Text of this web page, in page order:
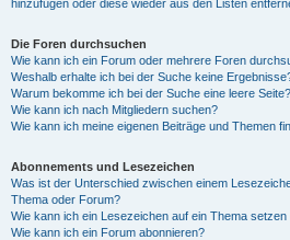
hinzufügen oder diese wieder aus den Listen
Die Foren durchsuchen
Wie kann ich ein Forum oder mehrere Foren
Weshalb erhalte ich bei der Suche keine
Warum bekomme ich bei der Suche eine leere Seite?
Wie kann ich nach Mitgliedern suchen?
Wie kann ich meine eigenen Beiträge und Themen
Abonnements und Lesezeichen
Was ist der Unterschied zwischen einem
Thema oder Forum?
Wie kann ich ein Lesezeichen auf ein Thema
Wie kann ich ein Forum abonnieren?